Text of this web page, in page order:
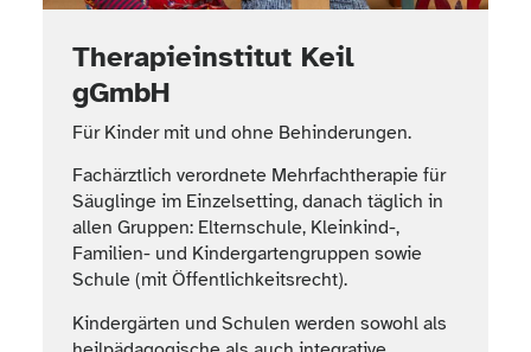
Therapieinstitut Keil
gGmbH
Für Kinder mit und ohne Behinderungen.
Fachärztlich verordnete Mehrfachtherapie für
Säuglinge im Einzelsetting, danach täglich in
allen Gruppen: Elternschule, Kleinkind-,
Familien- und Kindergartengruppen sowie
Schule (mit Öffentlichkeitsrecht).
Kindergärten und Schulen werden sowohl als